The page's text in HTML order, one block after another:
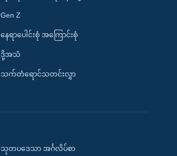
Gen Z
နေရာပေါင်းစုံ အကြောင်းစုံ
ဒို့အသံ
သက်တံရောင်သတင်းလွှာ
သုတပဒေသာ အင်္ဂလိပ်စာ